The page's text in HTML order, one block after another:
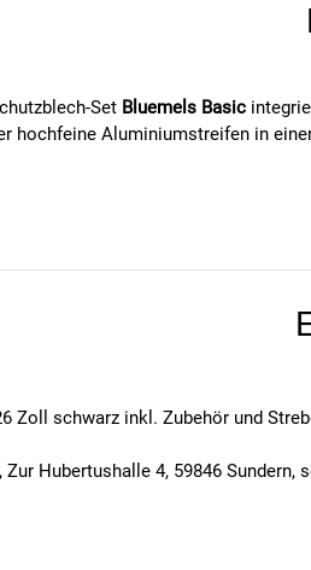
Set Bluemels Basic
hochfeine Aluminiumstreifen in
und den schwarzen
wenn Zweige zwischen die
Zoll schwarz inkl. Zubehör und
Hubertushalle 4, 59846 Sundern,